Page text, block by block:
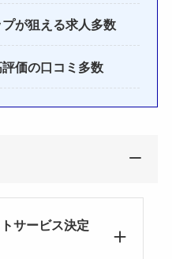
が狙える求人多数
価の口コミ多数
サービス決定